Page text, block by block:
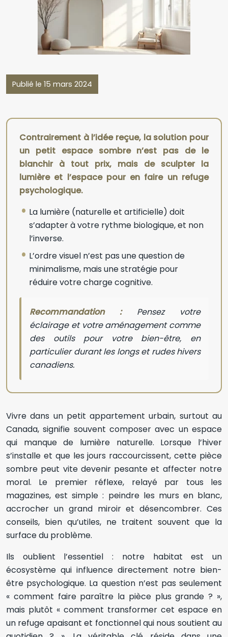
Publié le 15 mars 2024
Contrairement à l’idée reçue, la solution pour
un petit espace sombre n’est pas de le
blanchir à tout prix, mais de sculpter la
lumière et l’espace pour en faire un refuge
psychologique.
La lumière (naturelle et artificielle) doit
s’adapter à votre rythme biologique, et non
l’inverse.
L’ordre visuel n’est pas une question de
minimalisme, mais une stratégie pour
réduire votre charge cognitive.
Recommandation :Pensez votre
éclairage et votre aménagement comme
des outils pour votre bien-être, en
particulier durant les longs et rudes hivers
canadiens.
Vivre dans un petit appartement urbain, surtout au
Canada, signifie souvent composer avec un espace
qui manque de lumière naturelle. Lorsque l’hiver
s’installe et que les jours raccourcissent, cette pièce
sombre peut vite devenir pesante et affecter notre
moral. Le premier réflexe, relayé par tous les
magazines, est simple : peindre les murs en blanc,
accrocher un grand miroir et désencombrer. Ces
conseils, bien qu’utiles, ne traitent souvent que la
surface du problème.
Ils oublient l’essentiel : notre habitat est un
écosystème qui influence directement notre bien-
être psychologique. La question n’est pas seulement
« comment faire paraître la pièce plus grande ? »,
mais plutôt « comment transformer cet espace en
un refuge apaisant et fonctionnel qui nous soutient au